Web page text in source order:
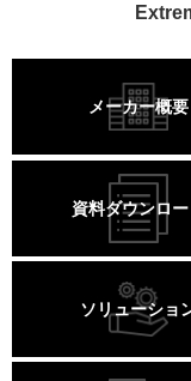
メーカー概要
資料ダウンロー
ソリューショ